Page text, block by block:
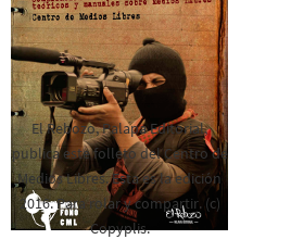
El Rebozo, Palapa Editorial,
publica este folleto del Centro de
Medios Libres. Esta es la edición
2016. Para rolar y compartir. (c)
Copyplis.